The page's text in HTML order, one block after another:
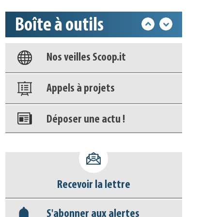
Boîte à outils
Base documentaire
Nos veilles Scoop.it
Appels à projets
Déposer une actu !
déconnecter)
Base documentaire
Recevoir la lettre
S'abonner aux alertes